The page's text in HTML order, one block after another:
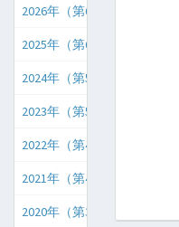
2026年（第659回〜）
2025年（第608回〜第658回）
2024年（第556回〜第607回）
2023年（第504回〜第555回）
2022年（第452回〜第503回）
2021年（第401回〜第451回）
2020年（第350回〜第400回）